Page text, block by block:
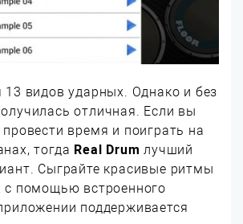
13 видов ударных. Однако и без
отличная. Если вы
провести время и поиграть на
тогда Real Drum лучший
Сыграйте красивые ритмы
с помощью встроенного
поддерживается